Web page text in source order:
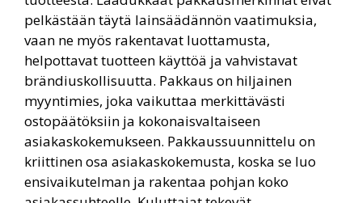
pelkästään täytä lainsäädännön vaatimuksia,
vaan ne myös rakentavat luottamusta,
helpottavat tuotteen käyttöä ja vahvistavat
brändiuskollisuutta. Pakkaus on hiljainen
myyntimies, joka vaikuttaa merkittävästi
ostopäätöksiin ja kokonaisvaltaiseen
asiakaskokemukseen. Pakkaussuunnittelu on
kriittinen osa asiakaskokemusta, koska se luo
ensivaikutelman ja rakentaa pohjan koko